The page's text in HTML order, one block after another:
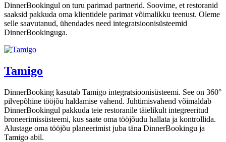
DinnerBookingul on turu parimad partnerid. Soovime, et restoranid
saaksid pakkuda oma klientidele parimat võimalikku teenust. Oleme
selle saavutanud, ühendades need integratsioonisüsteemid
DinnerBookinguga.
Tamigo
DinnerBooking kasutab Tamigo integratsioonisüsteemi. See on 360°
pilvepõhine tööjõu haldamise vahend. Juhtimisvahend võimaldab
DinnerBookingul pakkuda teie restoranile täielikult integreeritud
broneerimissüsteemi, kus saate oma tööjõudu hallata ja kontrollida.
Alustage oma tööjõu planeerimist juba täna DinnerBookingu ja
Tamigo abil.